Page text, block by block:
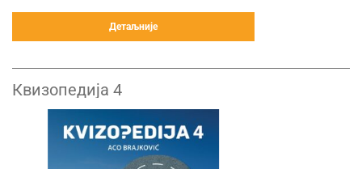
Детаљније
Квизопедија 4